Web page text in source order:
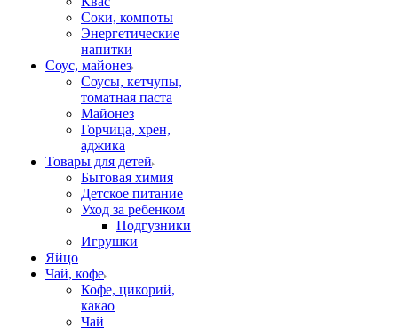
Соки, компоты
Энергетические
напитки
Соус, майонез
Соусы, кетчупы,
томатная паста
Майонез
Горчица, хрен,
аджика
Товары для детей
Бытовая химия
Детское питание
Уход за ребенком
Подгузники
Игрушки
Яйцо
Чай, кофе
Кофе, цикорий,
какао
Чай